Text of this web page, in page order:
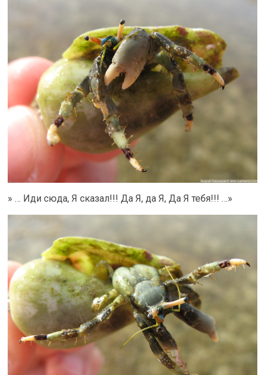
» … Иди сюда, Я сказал!!! Да Я, да Я, Да Я тебя!!! …»